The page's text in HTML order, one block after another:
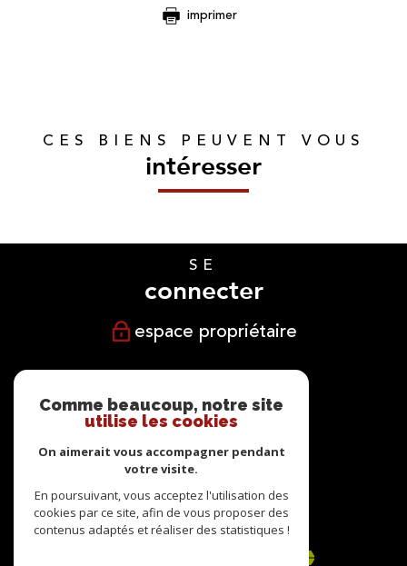
imprimer
CES BIENS PEUVENT VOUS
intéresser
SE
connecter
espace propriétaire
suivre
NOUS
adhérons
Comme beaucoup, notre site
utilise les cookies
On aimerait vous accompagner pendant
votre visite.
En poursuivant, vous acceptez l'utilisation des
cookies par ce site, afin de vous proposer des
contenus adaptés et réaliser des statistiques !